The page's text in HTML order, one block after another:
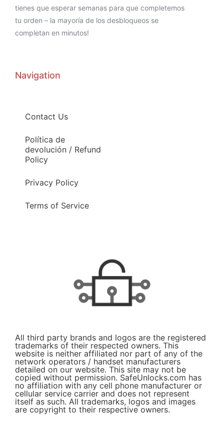
tienes que esperar semanas para que completemos
tu orden – la mayoría de los desbloqueos se
completan en minutos!
Navigation
Contact Us
Política de
devolución / Refund
Policy
Privacy Policy
Terms of Service
All third party brands and logos are the registered
trademarks of their respected owners. This
website is neither affiliated nor part of any of the
network operators / handset manufacturers
detailed on our website. This site may not be
copied without permission. SafeUnlocks.com has
no affiliation with any cell phone manufacturer or
cellular service carrier and does not represent
itself as such. All trademarks, logos and images
are copyright to their respective owners.